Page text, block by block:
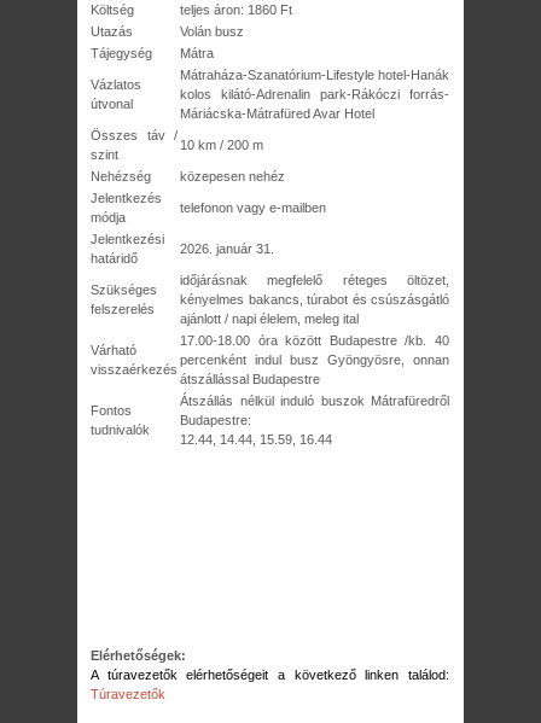
Költség
teljes áron: 1860 Ft
Utazás
Volán busz
Tájegység
Mátra
Vázlatos
útvonal
Mátraháza-Szanatórium-Lifestyle hotel-Hanák
kolos kilátó-Adrenalin park-Rákóczi forrás-
Máriácska-Mátrafüred Avar Hotel
Összes táv /
szint
10 km / 200 m
Nehézség
közepesen nehéz
Jelentkezés
módja
telefonon vagy e-mailben
Jelentkezési
határidő
2026. január 31.
Szükséges
felszerelés
időjárásnak megfelelő réteges öltözet,
kényelmes bakancs, túrabot és csúszásgátló
ajánlott / napi élelem, meleg ital
Várható
visszaérkezés
17.00-18.00 óra között Budapestre /kb. 40
percenként indul busz Gyöngyösre, onnan
átszállással Budapestre
Fontos
tudnivalók
Átszállás nélkül induló buszok Mátrafüredről
Budapestre:
12.44, 14.44, 15.59, 16.44
Elérhetőségek:
A túravezetők elérhetőségeit a következő linken találod:
Túravezetők